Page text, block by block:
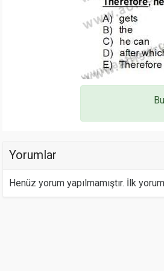
Yorumlar
Henüz yorum yapılmamıştır. İlk